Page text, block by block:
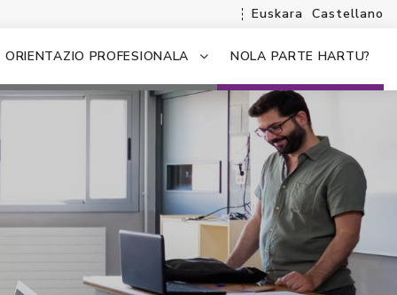
Euskara Castellano
ORIENTAZIO PROFESIONALA NOLA PARTE HARTU?